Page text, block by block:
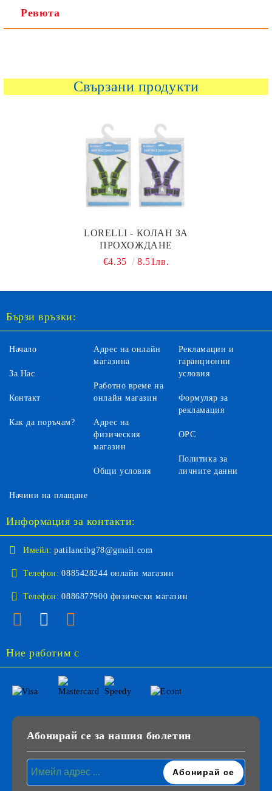
Ревюта
Свързани продукти
LORELLI - КОЛАН ЗА
ПРОХОЖДАНЕ
€4.35
8.51лв.
Бързи връзки:
Начало
За Нас
Контакт
Как да поръчам?
Адрес на онлайн
магазина
Работно време на
онлайн магазин
Адрес на
физическия
магазин
Общи условия
Рекламации и
гаранционни
условия
Формуляр за
рекламация
ОРС
Политика за
личните данни
Начини на плащане
Информация за контакти:
Имейл: patilancibg78@gmail.com
Телефон: 0885428244 онлайн магазин
Телефон: 0886877900 физически магазин
Ние работим с
Абонирай се за нашия бюлетин